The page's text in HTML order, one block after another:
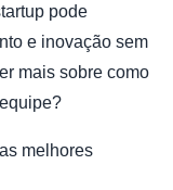
pode
e inovação sem
mais sobre como
melhores